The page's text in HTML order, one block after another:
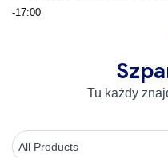
-17:00
Tu każdy